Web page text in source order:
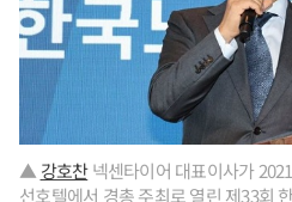
▲ 강호찬넥센타이어 대표이사가
선호텔에서 경총 주최로 열린 제33회